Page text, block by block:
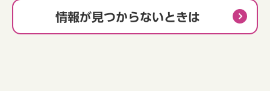
情報が見つからないときは